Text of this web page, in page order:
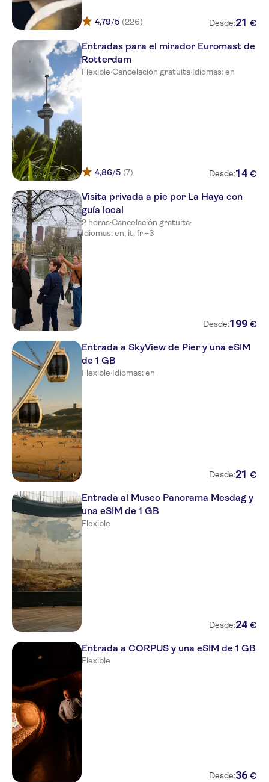
4,79/5 (226) Desde:21 €
Entradas para el mirador Euromast de
Rotterdam
Flexible·Cancelación gratuita·Idiomas: en
4,86/5 (7) Desde:14 €
Visita privada a pie por La Haya con
guía local
2 horas·Cancelación gratuita·
Idiomas: en, it, fr +3
Desde:199 €
Entrada a SkyView de Pier y una eSIM
de 1 GB
Flexible·Idiomas: en
Desde:21 €
Entrada al Museo Panorama Mesdag y
una eSIM de 1 GB
Flexible
Desde:24 €
Entrada a CORPUS y una eSIM de 1 GB
Flexible
Desde:36 €